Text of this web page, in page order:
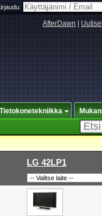
AfterDawn
Tietokonetekniikka
LG 42LP1